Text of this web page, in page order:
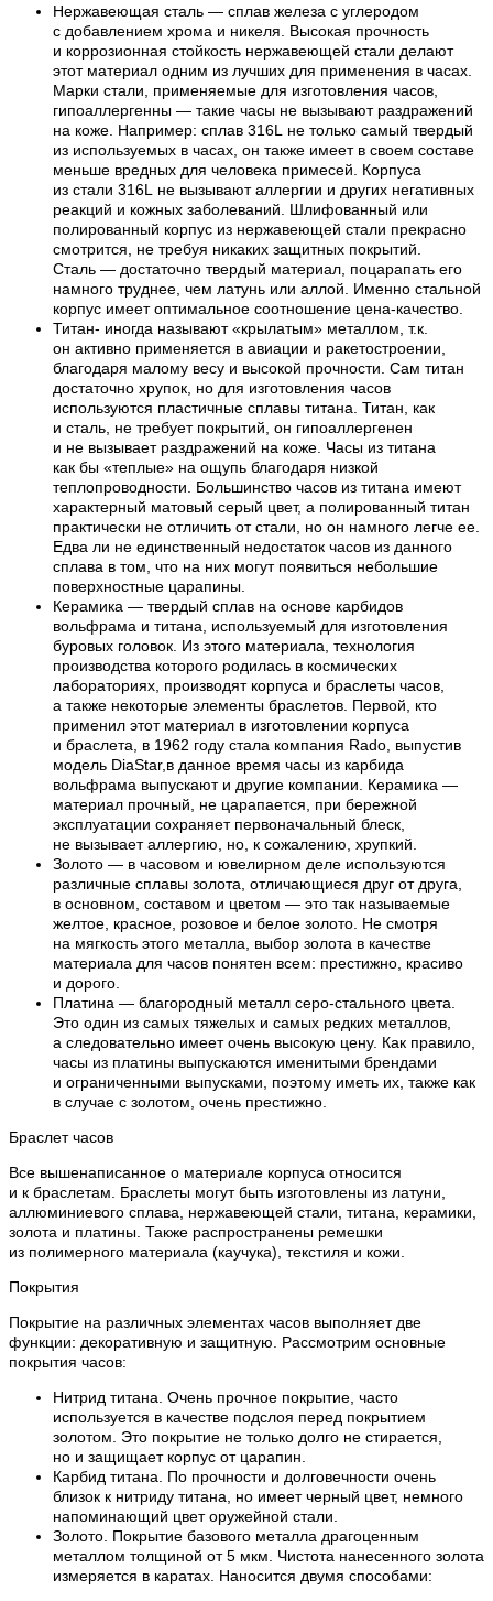
Нержавеющая сталь — сплав железа с углеродом
с добавлением хрома и никеля. Высокая прочность
и коррозионная стойкость нержавеющей стали делают
этот материал одним из лучших для применения в часах.
Марки стали, применяемые для изготовления часов,
гипоаллергенны — такие часы не вызывают раздражений
на коже. Например: сплав 316L не только самый твердый
из используемых в часах, он также имеет в своем составе
меньше вредных для человека примесей. Корпуса
из стали 316L не вызывают аллергии и других негативных
реакций и кожных заболеваний. Шлифованный или
полированный корпус из нержавеющей стали прекрасно
смотрится, не требуя никаких защитных покрытий.
Сталь — достаточно твердый материал, поцарапать его
намного труднее, чем латунь или аллой. Именно стальной
корпус имеет оптимальное соотношение цена-качество.
Титан- иногда называют «крылатым» металлом, т.к.
он активно применяется в авиации и ракетостроении,
благодаря малому весу и высокой прочности. Сам титан
достаточно хрупок, но для изготовления часов
используются пластичные сплавы титана. Титан, как
и сталь, не требует покрытий, он гипоаллергенен
и не вызывает раздражений на коже. Часы из титана
как бы «теплые» на ощупь благодаря низкой
теплопроводности. Большинство часов из титана имеют
характерный матовый серый цвет, а полированный титан
практически не отличить от стали, но он намного легче ее.
Едва ли не единственный недостаток часов из данного
сплава в том, что на них могут появиться небольшие
поверхностные царапины.
Керамика — твердый сплав на основе карбидов
вольфрама и титана, используемый для изготовления
буровых головок. Из этого материала, технология
производства которого родилась в космических
лабораториях, производят корпуса и браслеты часов,
а также некоторые элементы браслетов. Первой, кто
применил этот материал в изготовлении корпуса
и браслета, в 1962 году стала компания Rado, выпустив
модель DiaStar,в данное время часы из карбида
вольфрама выпускают и другие компании. Керамика —
материал прочный, не царапается, при бережной
эксплуатации сохраняет первоначальный блеск,
не вызывает аллергию, но, к сожалению, хрупкий.
Золото — в часовом и ювелирном деле используются
различные сплавы золота, отличающиеся друг от друга,
в основном, составом и цветом — это так называемые
желтое, красное, розовое и белое золото. Не смотря
на мягкость этого металла, выбор золота в качестве
материала для часов понятен всем: престижно, красиво
и дорого.
Платина — благородный металл серо-стального цвета.
Это один из самых тяжелых и самых редких металлов,
а следовательно имеет очень высокую цену. Как правило,
часы из платины выпускаются именитыми брендами
и ограниченными выпусками, поэтому иметь их, также как
в случае с золотом, очень престижно.
Браслет часов
Все вышенаписанное о материале корпуса относится
и к браслетам. Браслеты могут быть изготовлены из латуни,
аллюминиевого сплава, нержавеющей стали, титана, керамики,
золота и платины. Также распространены ремешки
из полимерного материала (каучука), текстиля и кожи.
Покрытия
Покрытие на различных элементах часов выполняет две
функции: декоративную и защитную. Рассмотрим основные
покрытия часов:
Нитрид титана. Очень прочное покрытие, часто
используется в качестве подслоя перед покрытием
золотом. Это покрытие не только долго не стирается,
но и защищает корпус от царапин.
Карбид титана. По прочности и долговечности очень
близок к нитриду титана, но имеет черный цвет, немного
напоминающий цвет оружейной стали.
Золото. Покрытие базового металла драгоценным
металлом толщиной от 5 мкм. Чистота нанесенного золота
измеряется в каратах. Наносится двумя способами: